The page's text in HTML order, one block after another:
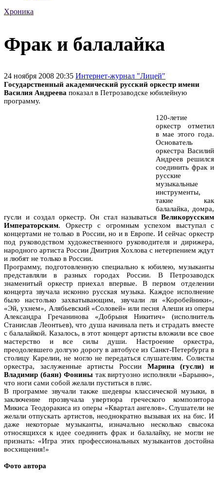
Хроника
Фрак и балалайка
24 ноября 2008 20:35 Интернет-журнал "Лицей"
Государственный академический русский оркестр имени
Василия Андреева показал в Петрозаводске юбилейную
программу.
120-летие
оркестр отметил
в мае этого года.
Основатель
оркестра Василий
Андреев решился
соединить фрак и
русские
музыкальные
инструменты,
такие как
балалайка, домра,
гусли и создал оркестр. Он стал называться Великорусским
Императорским. Оркестр с огромным успехом выступал с
концертами не только в России, но и в Европе. И сейчас оркестр
под руководством художественного руководителя и дирижера,
народного артиста России Дмитрия Хохлова с нетерпением ждут
и любят не только в России.
Программу, подготовленную специально к юбилею, музыканты
представляли в разных городах России. В Петрозаводск
знаменитый оркестр приехал впервые. В первом отделении
концерта звучала исконно русская музыка. Каждое исполнение
было настолько захватывающим, звучали ли «Коробейники»,
«Эй, ухнем», Алябьевский «Соловей» или песня Алеши из оперы
Александра Гречанинова «Добрыня Никитич» (исполнитель
Станислав Леонтьев), что душа начинала петь и страдать вместе
с балалайкой. Казалось, в этот концерт артисты вложили все свое
мастерство и все силы души. Настроение оркестра,
преодолевшего долгую дорогу в автобусе из Санкт-Петербурга в
столицу Карелии, не могло не передаться слушателям. Солисты
оркестра, заслуженные артисты России Марина (гусли) и
Владимир (баян) Фонины так виртуозно исполняли «Барыню»,
что ноги сами собой желали пуститься в пляс.
В программе звучали также шедевры классической музыки, в
заключение прозвучала увертюра греческого композитора
Микиса Теодоракиса из оперы «Квартал ангелов». Слушатели не
желали отпускать артистов, неоднократно вызывая их на бис. И
даже некоторые музыканты, изначально несколько свысока
относящихся к идее соединить фрак и балалайку, не могли не
признать: «Игра этих профессиональных музыкантов достойна
восхищения!»
Фото автора